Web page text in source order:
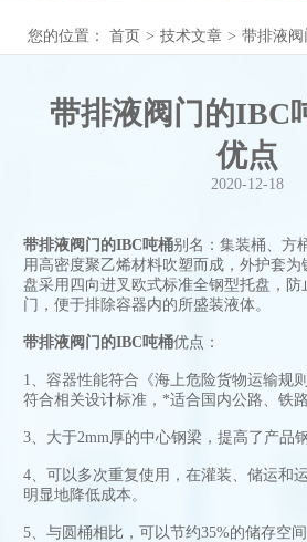
您的位置： 首页 > 技术文章 > 带排液
带排液阀门的IBC
优点
2020-12-18
带排液阀门的IBC吨桶别名：集装桶、方
用高密度聚乙烯材料吹塑而成，外护套
盘采用四向进叉欧式标准全钢型托盘，防
门，便于排除容器内的所盛装液体。
带排液阀门的IBC吨桶优点：
1、容器性能符合《海上危险货物运输规
符合相关设计标准，*适合国内公路、铁
3、大于2mm厚的中心钢梁，提高了产品
4、可以多次重复使用，在灌装、储运和
明显地降低成本。
5、与圆桶相比，可以节约35%的储存空